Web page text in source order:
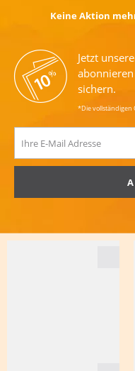
Keine Aktion
Jetzt
sichern.
*Die vollständigen